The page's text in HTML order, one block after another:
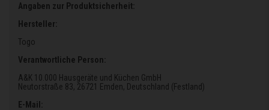
Angaben zur Produktsicherheit:
Hersteller:
Togo
Verantwortliche Person:
A&K 10.000 Hausgeräte und Küchen GmbH
Neutorstraße 83, 26721 Emden, Deutschland (Festland)
E-Mail: